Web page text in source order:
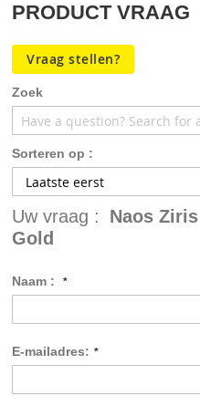
PRODUCT VRAAG
Vraag stellen?
Zoek
Sorteren op :
Uw vraag :
Naos
Gold
Naam :
E-mailadres: